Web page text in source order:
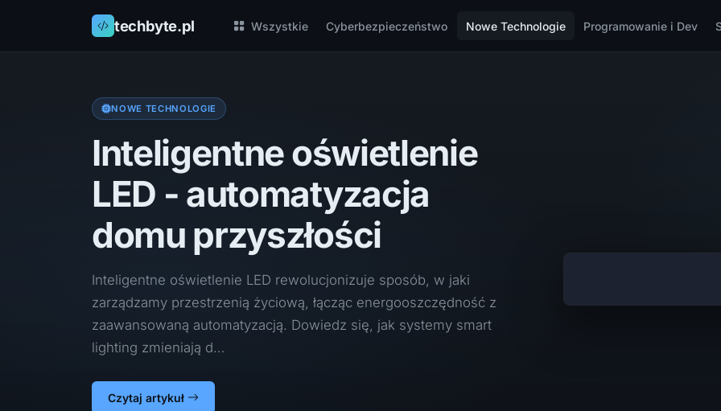
techbyte.pl Wszystkie Cyberbezpieczeństwo Nowe Technologie Programowanie i Dev
NOWE TECHNOLOGIE
Inteligentne oświetlenie
LED - automatyzacja
domu przyszłości
Inteligentne oświetlenie LED rewolucjonizuje sposób, w jaki
zarządzamy przestrzenią życiową, łącząc energooszczędność z
zaawansowaną automatyzacją. Dowiedz się, jak systemy smart
lighting zmieniają d…
Czytaj artykuł